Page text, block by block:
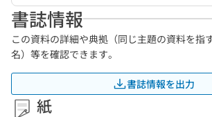
書誌情報
この資料の詳細や典拠（同じ主題の資料を指
名）等を確認できます。
書誌情報を出力
紙